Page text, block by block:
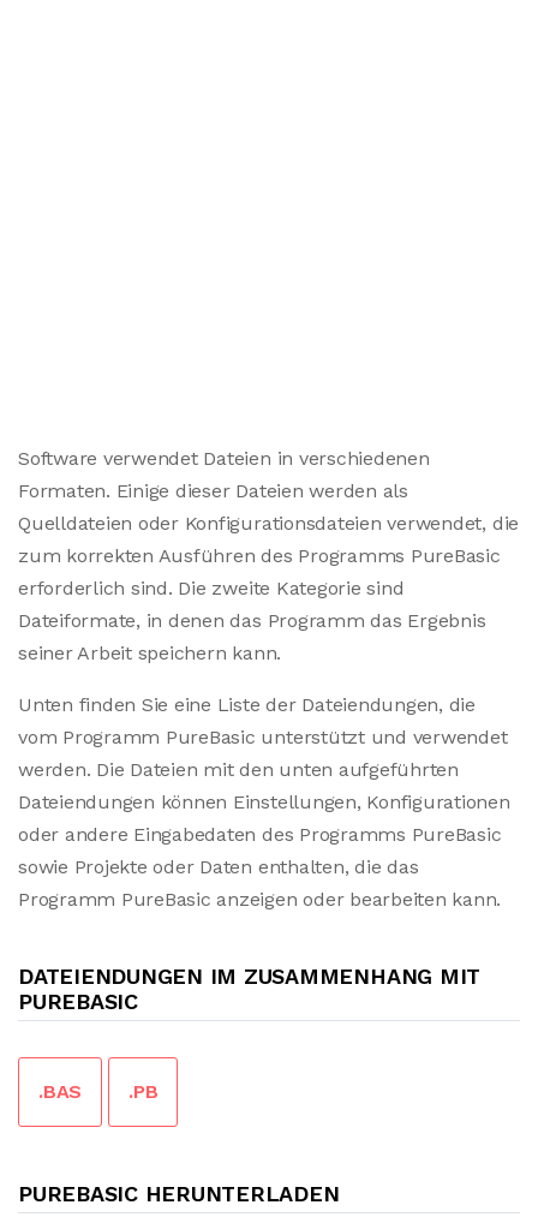
Software verwendet Dateien in verschiedenen
Formaten. Einige dieser Dateien werden als
Quelldateien oder Konfigurationsdateien verwendet, die
zum korrekten Ausführen des Programms PureBasic
erforderlich sind. Die zweite Kategorie sind
Dateiformate, in denen das Programm das Ergebnis
seiner Arbeit speichern kann.
Unten finden Sie eine Liste der Dateiendungen, die
vom Programm PureBasic unterstützt und verwendet
werden. Die Dateien mit den unten aufgeführten
Dateiendungen können Einstellungen, Konfigurationen
oder andere Eingabedaten des Programms PureBasic
sowie Projekte oder Daten enthalten, die das
Programm PureBasic anzeigen oder bearbeiten kann.
DATEIENDUNGEN IM ZUSAMMENHANG MIT
PUREBASIC
.BAS .PB
PUREBASIC HERUNTERLADEN